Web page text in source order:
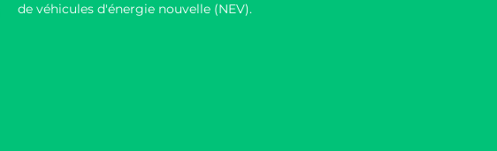
de véhicules d'énergie nouvelle (NEV).